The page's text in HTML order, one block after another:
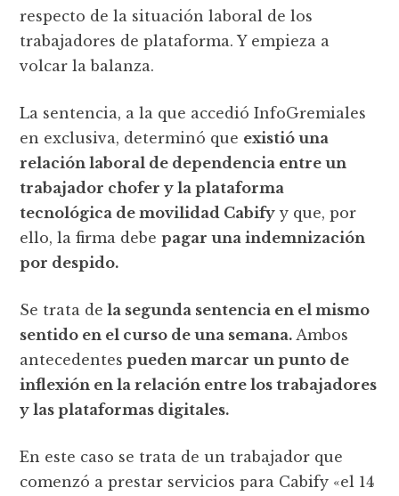
respecto de la situación laboral de los
trabajadores de plataforma. Y empieza a
volcar la balanza.
La sentencia, a la que accedió InfoGremiales
en exclusiva, determinó que existió una
relación laboral de dependencia entre un
trabajador chofer y la plataforma
tecnológica de movilidad Cabify y que, por
ello, la firma debepagar una indemnización
por despido.
Se trata de la segunda sentencia en el mismo
sentido en el curso de una semana.Ambos
antecedentes pueden marcar un punto de
inflexión en la relación entre los trabajadores
y las plataformas digitales.
En este caso se trata de un trabajador que
comenzó a prestar servicios para Cabify «el 14